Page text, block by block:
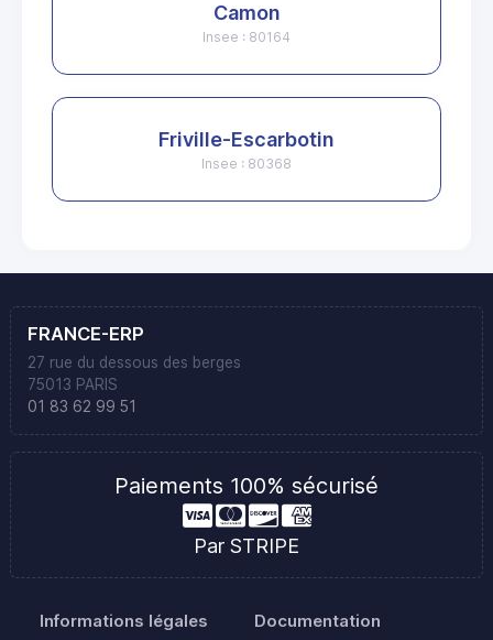
Camon
Insee : 80164
Friville-Escarbotin
Insee : 80368
FRANCE-ERP
27 rue du dessous des berges
75013 PARIS
01 83 62 99 51
Paiements 100% sécurisé
Par STRIPE
Informations légales Documentation